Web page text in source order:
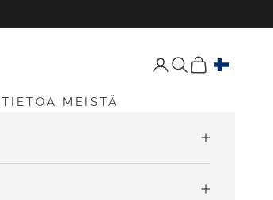
Avaa tili -sivu
Avaa haku
Avaa ostoskori
TIETOA MEISTÄ